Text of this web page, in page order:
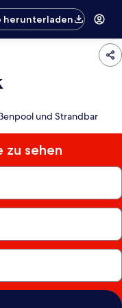
herunterladen
und Strandbar
zu sehen